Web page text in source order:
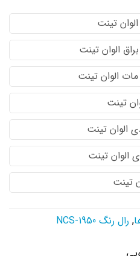
تینت
الوان تینت
الوان تینت
تینت
الوان تینت
الوان تینت
تینت
, رال رنگ NCS-1950